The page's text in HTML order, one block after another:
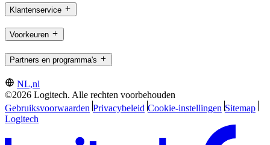
Klantenservice
Voorkeuren
Partners en programma's
NL,nl
©2026 Logitech. Alle rechten voorbehouden
Gebruiksvoorwaarden Privacybeleid Cookie-instellingen Sitemap
Logitech